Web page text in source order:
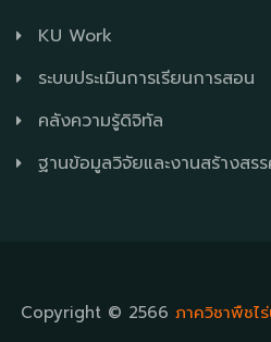
KU Work
ระบบประเมินการเรียนการสอน
คลังความรู้ดิจิทัล
ฐานข้อมูลวิจัยและงานสร้างสร
Copyright © 2566 ภาควิชาพืชไ